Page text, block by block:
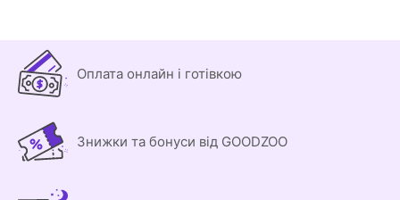
Оплата онлайн і готівкою
Знижки та бонуси від GOODZOO